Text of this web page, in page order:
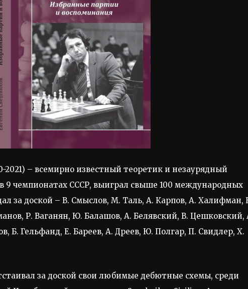
– всемирно известный теоретик и незаурядный
9 чемпионатах СССР, выиграл свыше 100 международных
за доской – В. Смыслов, М. Таль, А. Карпов, А. Халифман,
Р. Ваганян, Ю. Балашов, А. Белявский, В. Цешковский,
Б. Гельфанд, Е. Бареев, А. Дреев, Ю. Полгар, П. Свидлер, Х.
за доской свои любимые дебютные схемы, среди